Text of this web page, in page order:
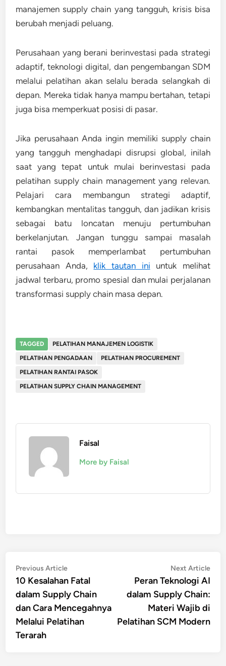
manajemen supply chain yang tangguh, krisis bisa
berubah menjadi peluang.
Perusahaan yang berani berinvestasi pada strategi
adaptif, teknologi digital, dan pengembangan SDM
melalui pelatihan akan selalu berada selangkah di
depan. Mereka tidak hanya mampu bertahan, tetapi
juga bisa memperkuat posisi di pasar.
Jika perusahaan Anda ingin memiliki supply chain
yang tangguh menghadapi disrupsi global, inilah
saat yang tepat untuk mulai berinvestasi pada
pelatihan supply chain management yang relevan.
Pelajari cara membangun strategi adaptif,
kembangkan mentalitas tangguh, dan jadikan krisis
sebagai batu loncatan menuju pertumbuhan
berkelanjutan. Jangan tunggu sampai masalah
rantai pasok memperlambat pertumbuhan
perusahaan Anda, klik tautan ini untuk melihat
jadwal terbaru, promo spesial dan mulai perjalanan
transformasi supply chain masa depan.
TAGGED
PELATIHAN MANAJEMEN LOGISTIK
PELATIHAN PENGADAAN
PELATIHAN PROCUREMENT
PELATIHAN RANTAI PASOK
PELATIHAN SUPPLY CHAIN MANAGEMENT
Faisal
More by Faisal
Post
navigation
Previous ArticlePrevious
article:
10 Kesalahan Fatal
dalam Supply Chain
dan Cara Mencegahnya
Melalui Pelatihan
Terarah
Next Article
Peran Teknologi AI
dalam Supply Chain:
Materi Wajib di
Pelatihan SCM Modern